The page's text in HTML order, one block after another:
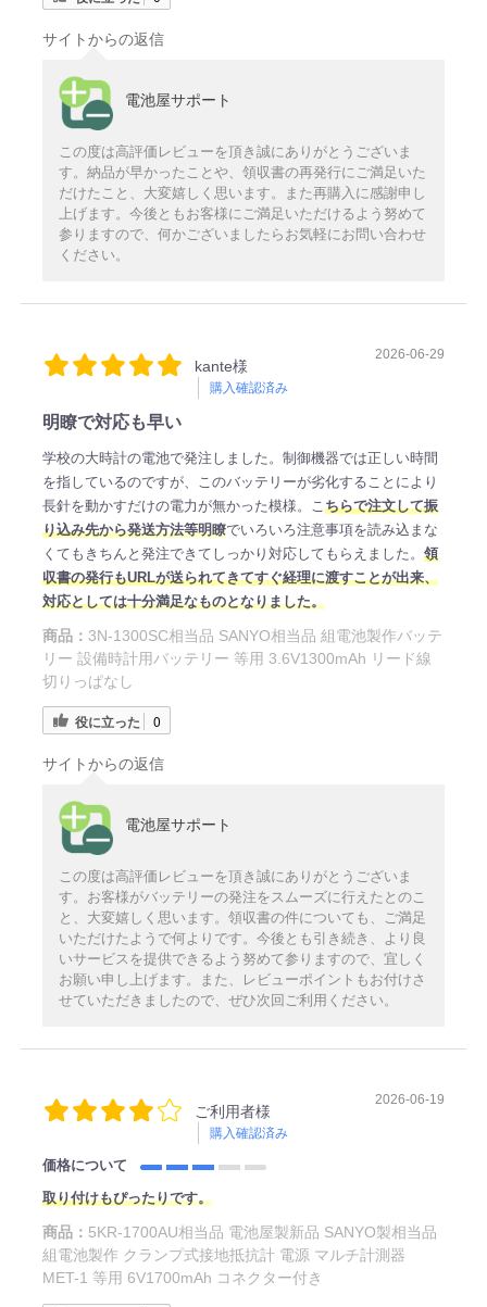
サイトからの返信
電池屋サポート
この度は高評価レビューを頂き誠にありがとうございま
す。納品が早かったことや、領収書の再発行にご満足いた
だけたこと、大変嬉しく思います。また再購入に感謝申し
上げます。今後ともお客様にご満足いただけるよう努めて
参りますので、何かございましたらお気軽にお問い合わせ
ください。
kante様
購入確認済み
2026-06-29
明瞭で対応も早い
学校の大時計の電池で発注しました。制御機器では正しい時間
を指しているのですが、このバッテリーが劣化することにより
長針を動かすだけの電力が無かった模様。こ ちらで注文して振
り込み先から発送方法等明瞭でいろいろ注意事項を読み込まな
くてもきちんと発注できてしっかり対応してもらえました。 領
収書の発行もURLが送られてきてすぐ経理に渡すことが出来、
対応としては十分満足なものとなりました。
商品： 3N-1300SC相当品 SANYO相当品 組電池製作バッテ
リー 設備時計用バッテリー 等用 3.6V1300mAh リード線
切りっぱなし
役に立った 0
サイトからの返信
電池屋サポート
この度は高評価レビューを頂き誠にありがとうございま
す。お客様がバッテリーの発注をスムーズに行えたとのこ
と、大変嬉しく思います。領収書の件についても、ご満足
いただけたようで何よりです。今後とも引き続き、より良
いサービスを提供できるよう努めて参りますので、宜しく
お願い申し上げます。また、レビューポイントもお付けさ
せていただきましたので、ぜひ次回ご利用ください。
ご利用者様
購入確認済み
2026-06-19
価格について
取り付けもぴったりです。
商品： 5KR-1700AU相当品 電池屋製新品 SANYO製相当品
組電池製作 クランプ式接地抵抗計 電源 マルチ計測器
MET-1 等用 6V1700mAh コネクター付き